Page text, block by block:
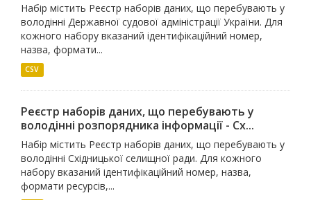
Набір містить Реєстр наборів даних, що перебувають у
володінні Державної судової адміністрації України. Для
кожного набору вказаний ідентифікаційний номер,
назва, формати...
CSV
Реєстр наборів даних, що перебувають у
володінні розпорядника інформації - Сх...
Набір містить Реєстр наборів даних, що перебувають у
володінні Східницької селищної ради. Для кожного
набору вказаний ідентифікаційний номер, назва,
формати ресурсів,...